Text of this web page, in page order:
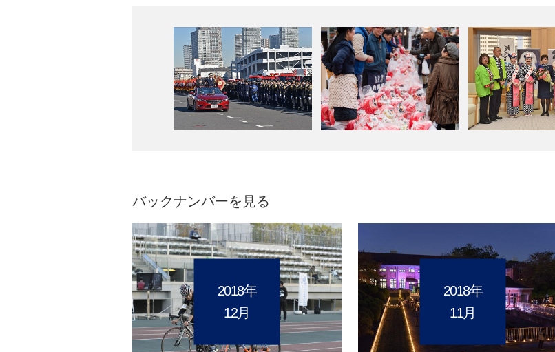
バックナンバーを見る
2018年
12月
2018年
11月